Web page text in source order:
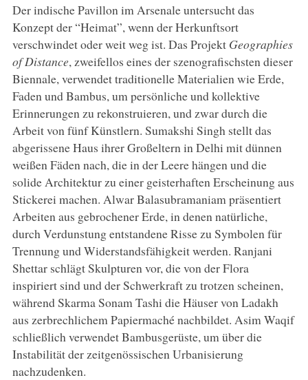
Der indische Pavillon im Arsenale untersucht das
Konzept der “Heimat”, wenn der Herkunftsort
verschwindet oder weit weg ist. Das Projekt Geographies
of Distance, zweifellos eines der szenografischsten dieser
Biennale, verwendet traditionelle Materialien wie Erde,
Faden und Bambus, um persönliche und kollektive
Erinnerungen zu rekonstruieren, und zwar durch die
Arbeit von fünf Künstlern. Sumakshi Singh stellt das
abgerissene Haus ihrer Großeltern in Delhi mit dünnen
weißen Fäden nach, die in der Leere hängen und die
solide Architektur zu einer geisterhaften Erscheinung aus
Stickerei machen. Alwar Balasubramaniam präsentiert
Arbeiten aus gebrochener Erde, in denen natürliche,
durch Verdunstung entstandene Risse zu Symbolen für
Trennung und Widerstandsfähigkeit werden. Ranjani
Shettar schlägt Skulpturen vor, die von der Flora
inspiriert sind und der Schwerkraft zu trotzen scheinen,
während Skarma Sonam Tashi die Häuser von Ladakh
aus zerbrechlichem Papiermaché nachbildet. Asim Waqif
schließlich verwendet Bambusgerüste, um über die
Instabilität der zeitgenössischen Urbanisierung
nachzudenken.